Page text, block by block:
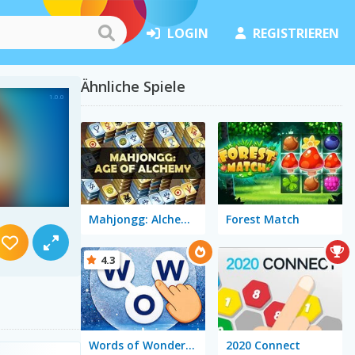
LOGIN REGISTRIEREN
Ähnliche Spiele
Mahjongg: Alchemy Forest Match
Words of Wonders - WOW
4.3
2020 Connect